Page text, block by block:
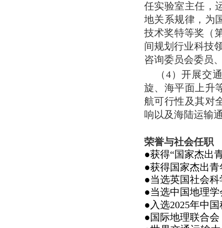
任实验室主任，
地关系规律，为
技术奖特等奖（
间规划行业科技
咨询委员会委员
（4）开展交通
旋、海平面上升
航可行性及其对
响以及海陆运输
荣誉与社会任职
●获得“国家杰出
●获得国家杰出
●当选英国社会
●当选中国地理
●入选2025年中
●国际地理联合